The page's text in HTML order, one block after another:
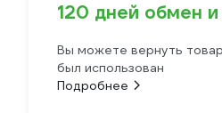
120 дней обмен и
Вы можете вернуть
был использован
Подробнее